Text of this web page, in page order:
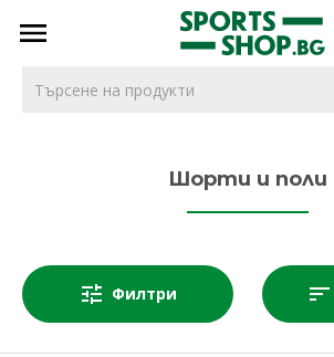
тел. тел.
0887616932
ДЖУДО
Шорти и поли
Филтри